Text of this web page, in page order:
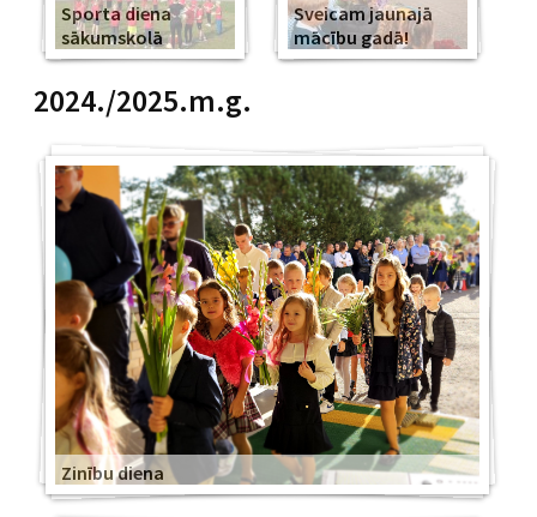
Sporta diena
sākumskolā
Sveicam jaunajā
mācību gadā!
2024./2025.m.g.
Zinību diena